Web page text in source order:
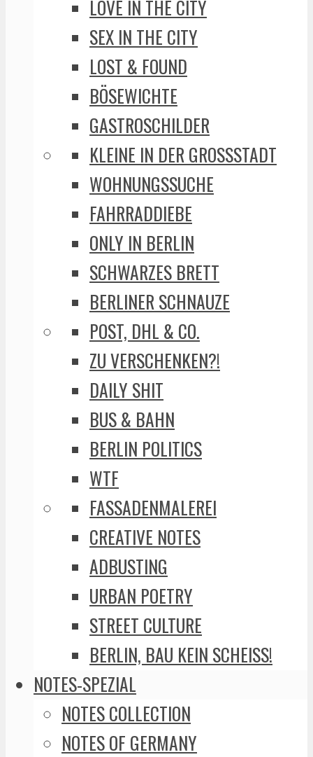
LOVE IN THE CITY
SEX IN THE CITY
LOST & FOUND
BÖSEWICHTE
GASTROSCHILDER
KLEINE IN DER GROSSSTADT
WOHNUNGSSUCHE
FAHRRADDIEBE
ONLY IN BERLIN
SCHWARZES BRETT
BERLINER SCHNAUZE
POST, DHL & CO.
ZU VERSCHENKEN?!
DAILY SHIT
BUS & BAHN
BERLIN POLITICS
WTF
FASSADENMALEREI
CREATIVE NOTES
ADBUSTING
URBAN POETRY
STREET CULTURE
BERLIN, BAU KEIN SCHEISS!
NOTES-SPEZIAL
NOTES COLLECTION
NOTES OF GERMANY